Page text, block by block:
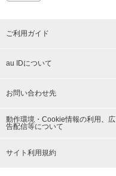
ご利用ガイド
au IDについて
お問い合わせ先
動作環境・Cookie情報の利用、広
告配信等について
サイト利用規約